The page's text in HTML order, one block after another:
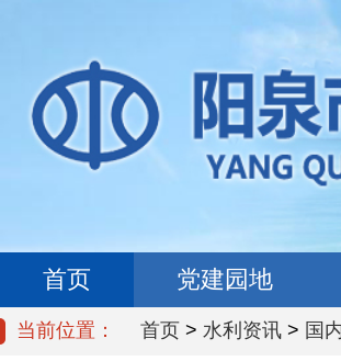
首页 党建园地
当前位置： 首页 > 水利资讯 > 国